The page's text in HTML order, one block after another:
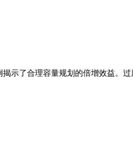
示了合理容量规划的倍增效益。